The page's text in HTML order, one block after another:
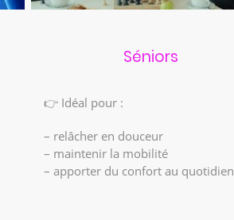
Séniors
👉 Idéal pour :
– relâcher en douceur
– maintenir la mobilité
– apporter du confort au quotidien